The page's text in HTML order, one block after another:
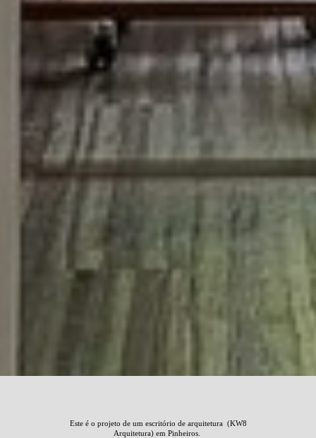
Este é o projeto de um escritório de arquitetura (KW8
Arquitetura) em Pinheiros.